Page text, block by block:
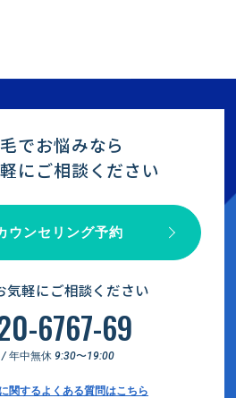
でお悩みなら
にご相談ください
ウンセリング予約
気軽にご相談ください
6767-69
/ 年中無休 9:30〜19:00
関するよくある質問はこちら